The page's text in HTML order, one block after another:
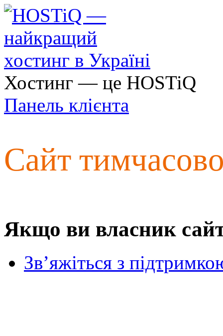
Хостинг — це HOSTiQ
Панель клієнта
Сайт
Якщо ви власник
Зв’яжіться з